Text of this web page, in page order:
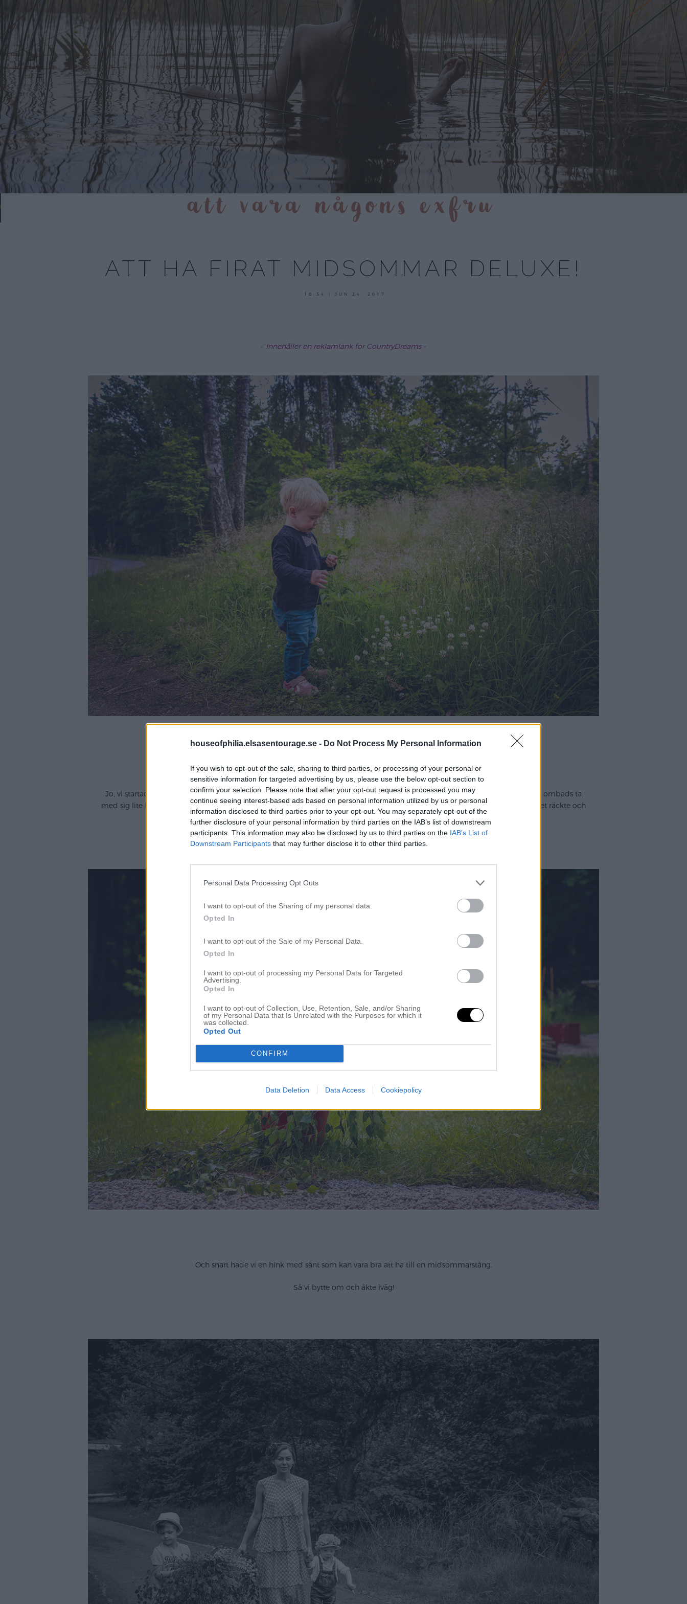
houseofphilia.elsasentourage.se - Do Not Process My Personal Information
If you wish to opt-out of the sale, sharing to third parties, or processing of your personal or
sensitive information for targeted advertising by us, please use the below opt-out section to
confirm your selection. Please note that after your opt-out request is processed you may
continue seeing interest-based ads based on personal information utilized by us or personal
information disclosed to third parties prior to your opt-out. You may separately opt-out of the
further disclosure of your personal information by third parties on the IAB’s list of downstream
participants. This information may also be disclosed by us to third parties on the IAB’s List of
Downstream Participants that may further disclose it to other third parties.
Personal Data Processing Opt Outs
I want to opt-out of the Sharing of my personal data.
Opted In
I want to opt-out of the Sale of my Personal Data.
Opted In
I want to opt-out of processing my Personal Data for Targeted
Advertising.
Opted In
I want to opt-out of Collection, Use, Retention, Sale, and/or Sharing
of my Personal Data that Is Unrelated with the Purposes for which it
was collected.
Opted Out
CONFIRM
Data Deletion Data Access Cookiepolicy
ATT HA FIRAT MIDSOMMAR DELUXE!
16:34 | JUN 24. 2017
– Innehåller en reklamlänk för CountryDreams –
Så vad gjorde vi igår då?
Jo, vi startade med att plocka blommor! Midsommarfirandet vi skulle på var ett sådant där man klädde stången ihop, så alla ombads ta
med sig lite blommor och grönt för att få ihop till en stång. Så jag och Noah var ute och letade blommor – grönt hade vi så det räckte och
blev över efter att vi fällt två björkar på tomten för att få plats med uppfarten.
Och snart hade vi en hink med sånt som kan vara bra att ha till en midsommarstång.
Så vi bytte om och åkte iväg!